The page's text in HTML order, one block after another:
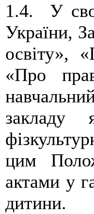
1.4. У
України,
освіту»,
«Про
цим
актами у
дитини.